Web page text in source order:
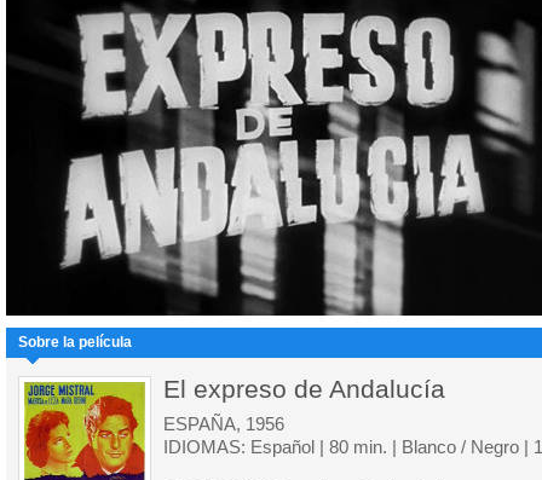
Sobre la película
El expreso de Andalucía
ESPAÑA, 1956
IDIOMAS: Español | 80 min. | Blanco / Negro |